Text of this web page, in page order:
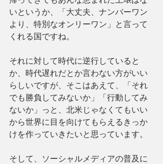
いというか、「大丈夫、ナンバーワン
より、特別なオンリーワン」と言って
くれる国ですね。
それに対して時代に逆行していると
か、時代遅れだとか言わない方がいい
らしいですが、そこはあえて、「それ
でも勝負してみないか」「行動してみ
ないか」っと、北米じゃなくてもいい
から世界に目を向けてもらえるきっか
けを作っていきたいと思っています。
そして、ソーシャルメディアの普及に